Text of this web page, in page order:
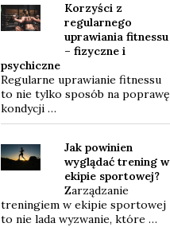
Korzyści z
regularnego
uprawiania fitnessu
– fizyczne i
psychiczne
Regularne uprawianie fitnessu
to nie tylko sposób na poprawę
kondycji …
Jak powinien
wyglądać trening w
ekipie sportowej?
Zarządzanie
treningiem w ekipie sportowej
to nie lada wyzwanie, które …